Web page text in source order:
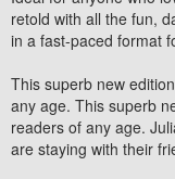
retold with all the fun,
in a fast-paced format
This superb new
any age. This superb
readers of any age.
are staying with their